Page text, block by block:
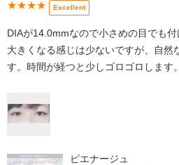
★★★★ Excellent
DIAが14.0mmなので小さめの目でも
大きくなる感じは少ないですが、自然
す。時間が経つと少しゴロゴロします。
ピエナージュ